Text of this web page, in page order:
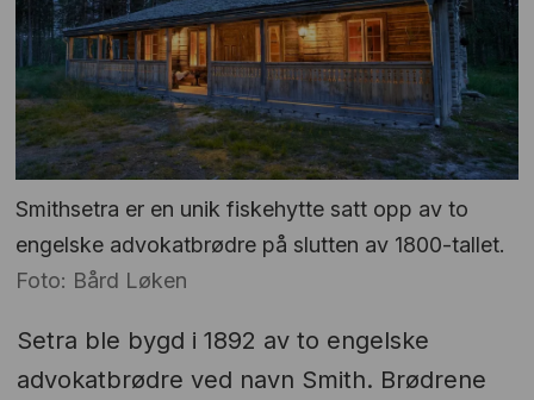
Smithsetra er en unik fiskehytte satt opp av to
engelske advokatbrødre på slutten av 1800-tallet.
Foto: Bård Løken
Setra ble bygd i 1892 av to engelske
advokatbrødre ved navn Smith. Brødrene